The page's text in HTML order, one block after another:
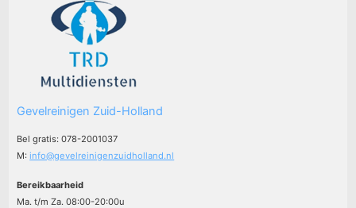
Gevelreinigen Zuid-Holland
Bel gratis: 078-2001037
M:info@gevelreinigenzuidholland.nl
Bereikbaarheid
Ma. t/m Za. 08:00-20:00u